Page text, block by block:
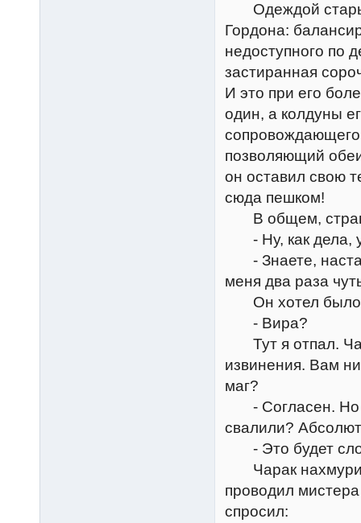
Одеждой
Гордона:
недоступного по
застиранная
И это при его
один, а колдуны
сопровождающего
позволяющий
он оставил свою
сюда пешком!
В общем,
- Ну, как дела,
- Знаете,
меня два раза
Он хотел было
- Вира?
Тут я отпал.
извинения. Вам
маг?
- Согласен. Но
свалили?
- Это будет
Чарак
проводил
спросил: